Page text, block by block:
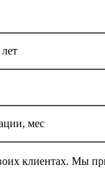
мес
клиентах. Мы